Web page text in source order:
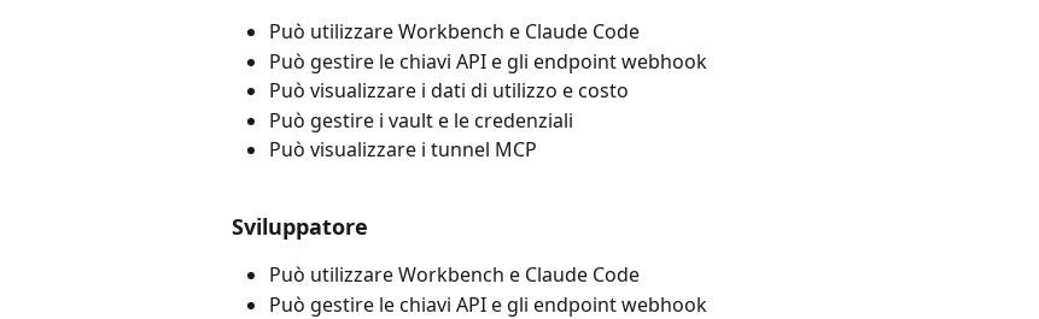
Può utilizzare Workbench e Claude Code
Può gestire le chiavi API e gli endpoint webhook
Può visualizzare i dati di utilizzo e costo
Può gestire i vault e le credenziali
Può visualizzare i tunnel MCP
Sviluppatore
Può utilizzare Workbench e Claude Code
Può gestire le chiavi API e gli endpoint webhook